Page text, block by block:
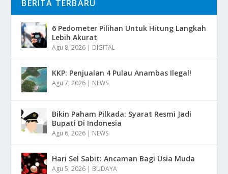
BERITA TERBARU
6 Pedometer Pilihan Untuk Hitung Langkah
Lebih Akurat
Agu 8, 2026 | DIGITAL
KKP: Penjualan 4 Pulau Anambas Ilegal!
Agu 7, 2026 | NEWS
Bikin Paham Pilkada: Syarat Resmi Jadi
Bupati Di Indonesia
Agu 6, 2026 | NEWS
Hari Sel Sabit: Ancaman Bagi Usia Muda
Agu 5, 2026 | BUDAYA